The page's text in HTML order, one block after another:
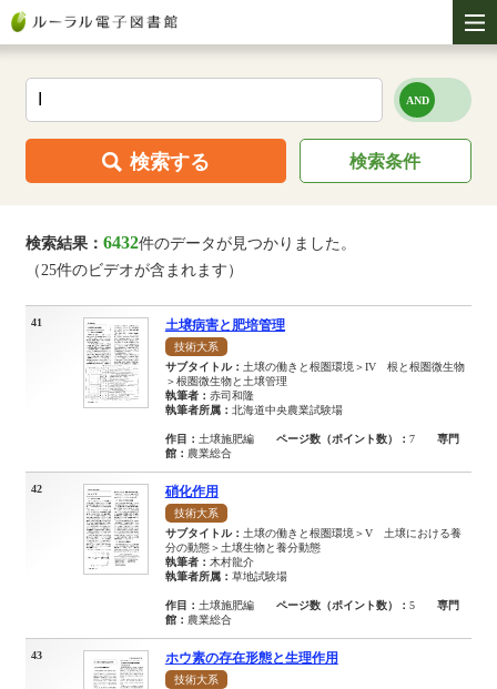
検索する 検索条件
検索結果： 6432件のデータが見つかりました。
（25件のビデオが含まれます）
41 土壌病害と肥培管理
技術大系
サブタイトル： 土壌の働きと根圏環境＞IV 根と根圏微生物
＞根圏微生物と土壌管理
執筆者： 赤司和隆
執筆者所属： 北海道中央農業試験場
作目： 土壌施肥編 ページ数（ポイント数）： 7
専門
館： 農業総合
42 硝化作用
技術大系
サブタイトル： 土壌の働きと根圏環境＞V 土壌における養
分の動態＞土壌生物と養分動態
執筆者： 木村龍介
執筆者所属： 草地試験場
作目： 土壌施肥編 ページ数（ポイント数）： 5
専門
館： 農業総合
43 ホウ素の存在形態と生理作用
技術大系